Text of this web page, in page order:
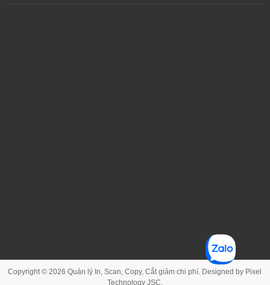
Copyright © 2026Quản lý In, Scan, Copy, Cắt giảm chi phí. Designed by Pixel
Technology JSC.